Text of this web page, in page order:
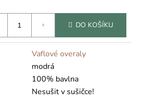
DO KOŠÍKU
Vaflové overaly
modrá
100% bavlna
Nesušit v sušičce!